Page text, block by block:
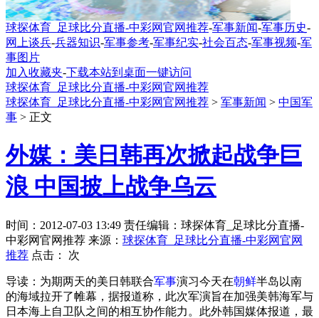
球探体育_足球比分直播-中彩网官网推荐-军事新闻-军事历史-
网上谈兵-兵器知识-军事参考-军事纪实-社会百态-军事视频-军
事图片
加入收藏夹-下载本站到桌面一键访问
球探体育_足球比分直播-中彩网官网推荐
球探体育_足球比分直播-中彩网官网推荐 > 军事新闻 > 中国军
事 > 正文
外媒：美日韩再次掀起战争巨
浪 中国披上战争乌云
时间：2012-07-03 13:49 责任编辑：球探体育_足球比分直播-
中彩网官网推荐 来源： 球探体育_足球比分直播-中彩网官网
推荐 点击： 次
导读：为期两天的美日韩联合军事演习今天在朝鲜半岛以南
的海域拉开了帷幕，据报道称，此次军演旨在加强美韩海军与
日本海上自卫队之间的相互协作能力。此外韩国媒体报道，最